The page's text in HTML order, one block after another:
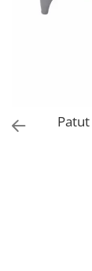
Consultanta
Jucarii de
PAPUSI